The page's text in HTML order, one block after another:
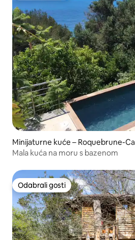
Minijaturne kuće – Roquebrune-
Mala kuća na moru s bazenom
Odabrali gosti
Odabrali gosti